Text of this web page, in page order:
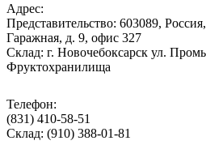
Адрес:
Представительство: 603089,
Гаражная, д. 9, офис 327
Склад: г. Новочебоксарск ул.
Фруктохранилища
Телефон:
(831) 410-58-51
Склад: (910) 388-01-81